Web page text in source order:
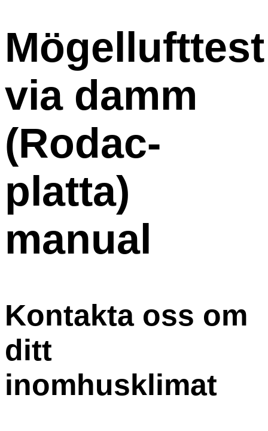
Mögellufttest
via damm
(Rodac-
platta)
manual
Kontakta oss om
ditt
inomhusklimat